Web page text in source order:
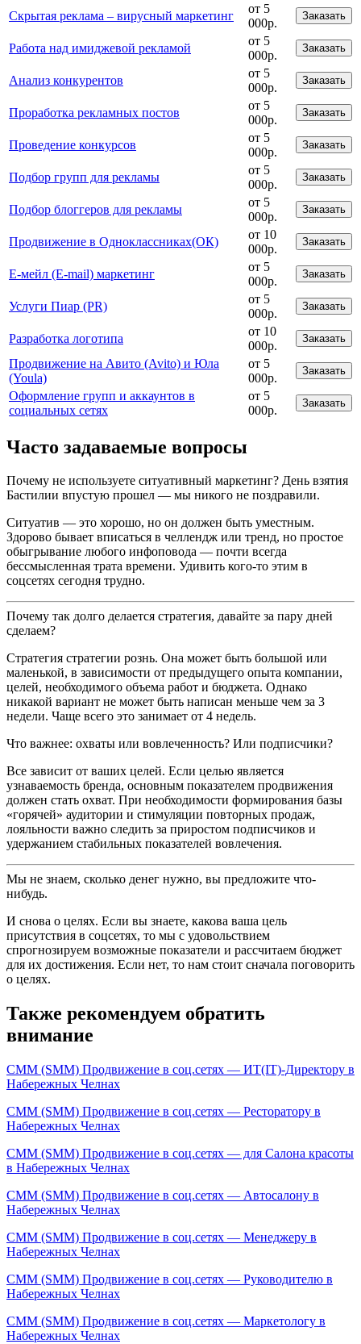
Скрытая реклама – вирусный маркетинг
от 5
000р.
Заказать
Работа над имиджевой рекламой
от 5
000р.
Заказать
Анализ конкурентов
от 5
000р.
Заказать
Проработка рекламных постов
от 5
000р.
Заказать
Проведение конкурсов
от 5
000р.
Заказать
Подбор групп для рекламы
от 5
000р.
Заказать
Подбор блоггеров для рекламы
от 5
000р.
Заказать
Продвижение в Одноклассниках(ОК)
от 10
000р.
Заказать
Е-мейл (E-mail) маркетинг
от 5
000р.
Заказать
Услуги Пиар (PR)
от 5
000р.
Заказать
Разработка логотипа
от 10
000р.
Заказать
Продвижение на Авито (Avito) и Юла
(Youla)
от 5
000р.
Заказать
Оформление групп и аккаунтов в
социальных сетях
от 5
000р.
Заказать
Часто задаваемые вопросы
Почему не используете ситуативный маркетинг? День взятия
Бастилии впустую прошел — мы никого не поздравили.
Ситуатив — это хорошо, но он должен быть уместным.
Здорово бывает вписаться в челлендж или тренд, но простое
обыгрывание любого инфоповода — почти всегда
бессмысленная трата времени. Удивить кого-то этим в
соцсетях сегодня трудно.
Почему так долго делается стратегия, давайте за пару дней
сделаем?
Стратегия стратегии рознь. Она может быть большой или
маленькой, в зависимости от предыдущего опыта компании,
целей, необходимого объема работ и бюджета. Однако
никакой вариант не может быть написан меньше чем за 3
недели. Чаще всего это занимает от 4 недель.
Что важнее: охваты или вовлеченность? Или подписчики?
Все зависит от ваших целей. Если целью является
узнаваемость бренда, основным показателем продвижения
должен стать охват. При необходимости формирования базы
«горячей» аудитории и стимуляции повторных продаж,
лояльности важно следить за приростом подписчиков и
удержанием стабильных показателей вовлечения.
Мы не знаем, сколько денег нужно, вы предложите что-
нибудь.
И снова о целях. Если вы знаете, какова ваша цель
присутствия в соцсетях, то мы с удовольствием
спрогнозируем возможные показатели и рассчитаем бюджет
для их достижения. Если нет, то нам стоит сначала поговорить
о целях.
Также рекомендуем обратить
внимание
СММ (SMM) Продвижение в соц.сетях — ИТ(IT)-Директору в
Набережных Челнах
СММ (SMM) Продвижение в соц.сетях — Ресторатору в
Набережных Челнах
СММ (SMM) Продвижение в соц.сетях — для Салона красоты
в Набережных Челнах
СММ (SMM) Продвижение в соц.сетях — Автосалону в
Набережных Челнах
СММ (SMM) Продвижение в соц.сетях — Менеджеру в
Набережных Челнах
СММ (SMM) Продвижение в соц.сетях — Руководителю в
Набережных Челнах
СММ (SMM) Продвижение в соц.сетях — Маркетологу в
Набережных Челнах